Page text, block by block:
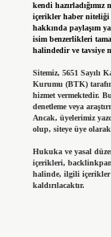
kendi
içerikler haber niteliği
hakkında paylaşım
isim benzerlikleri
halindedir ve tavsiye
Sitemiz, 5651 Sayılı
Kurumu (BTK)
hizmet vermektedir.
denetleme veya
Ancak, üyelerimiz
olup, siteye üye
Hukuka ve yasal
içerikleri,
halinde, ilgili içerikler
kaldırılacaktır.